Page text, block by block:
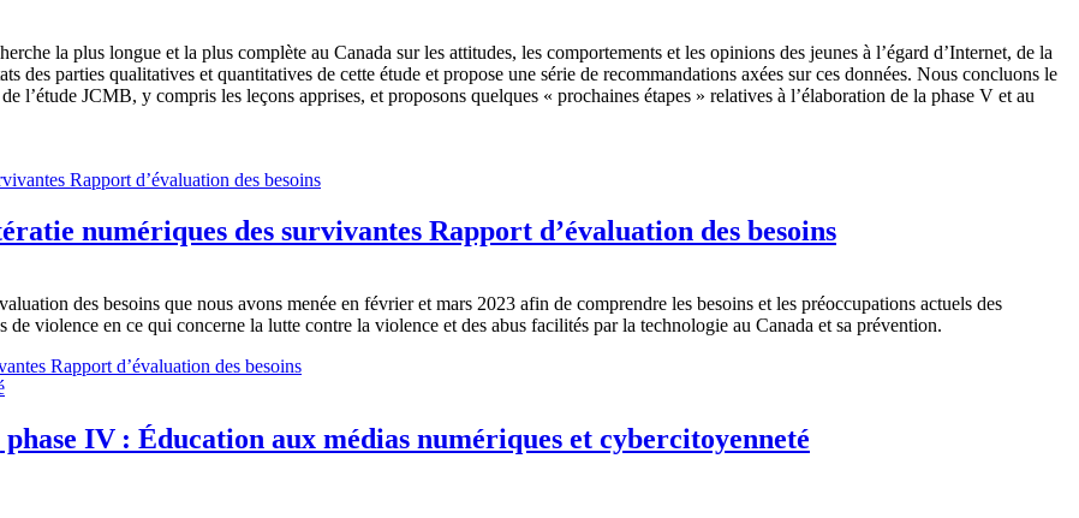
la plus longue et la plus complète au Canada sur les attitudes, les comportements et les opinions des jeunes à l’égard d’Internet, de la
des parties qualitatives et quantitatives de cette étude et propose une série de recommandations axées sur ces données. Nous concluons le
l’étude JCMB, y compris les leçons apprises, et proposons quelques « prochaines étapes » relatives à l’élaboration de la phase V et au
numériques des survivantes Rapport d’évaluation des besoins
des besoins que nous avons menée en février et mars 2023 afin de comprendre les besoins et les préoccupations actuels des
violence en ce qui concerne la lutte contre la violence et des abus facilités par la technologie au Canada et sa prévention.
Rapport d’évaluation des besoins
IV : Éducation aux médias numériques et cybercitoyenneté